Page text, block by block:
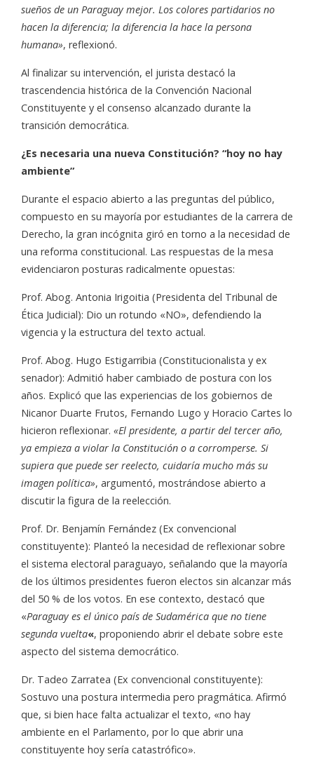
sueños de un Paraguay mejor. Los colores partidarios no
hacen la diferencia; la diferencia la hace la persona
humana», reflexionó.
Al finalizar su intervención, el jurista destacó la
trascendencia histórica de la Convención Nacional
Constituyente y el consenso alcanzado durante la
transición democrática.
¿Es necesaria una nueva Constitución? “hoy no hay
ambiente”
Durante el espacio abierto a las preguntas del público,
compuesto en su mayoría por estudiantes de la carrera de
Derecho, la gran incógnita giró en torno a la necesidad de
una reforma constitucional. Las respuestas de la mesa
evidenciaron posturas radicalmente opuestas:
Prof. Abog. Antonia Irigoitia (Presidenta del Tribunal de
Ética Judicial): Dio un rotundo «NO», defendiendo la
vigencia y la estructura del texto actual.
Prof. Abog. Hugo Estigarribia (Constitucionalista y ex
senador): Admitió haber cambiado de postura con los
años. Explicó que las experiencias de los gobiernos de
Nicanor Duarte Frutos, Fernando Lugo y Horacio Cartes lo
hicieron reflexionar. «El presidente, a partir del tercer año,
ya empieza a violar la Constitución o a corromperse. Si
supiera que puede ser reelecto, cuidaría mucho más su
imagen política», argumentó, mostrándose abierto a
discutir la figura de la reelección.
Prof. Dr. Benjamín Fernández (Ex convencional
constituyente): Planteó la necesidad de reflexionar sobre
el sistema electoral paraguayo, señalando que la mayoría
de los últimos presidentes fueron electos sin alcanzar más
del 50 % de los votos. En ese contexto, destacó que
«Paraguay es el único país de Sudamérica que no tiene
segunda vuelta«, proponiendo abrir el debate sobre este
aspecto del sistema democrático.
Dr. Tadeo Zarratea (Ex convencional constituyente):
Sostuvo una postura intermedia pero pragmática. Afirmó
que, si bien hace falta actualizar el texto, «no hay
ambiente en el Parlamento, por lo que abrir una
constituyente hoy sería catastrófico».